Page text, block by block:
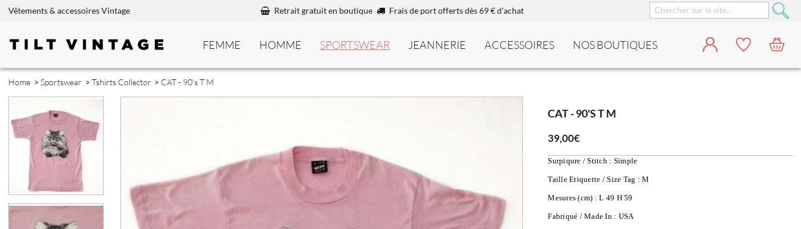
Vêtements & accessoires Vintage Retrait gratuit en boutique Frais de port offerts dès 69 € d'achat
FEMME HOMME SPORTSWEAR JEANNERIE ACCESSOIRES NOS BOUTIQUES
Home > Sportswear > Tshirts Collector > CAT - 90's T M
CAT - 90'S T M
39,00€
Surpiqure / Stitch : Simple
Taille Etiquette / Size Tag : M
Mesures (cm) : L 49 H 59
Fabriqué / Made In : USA